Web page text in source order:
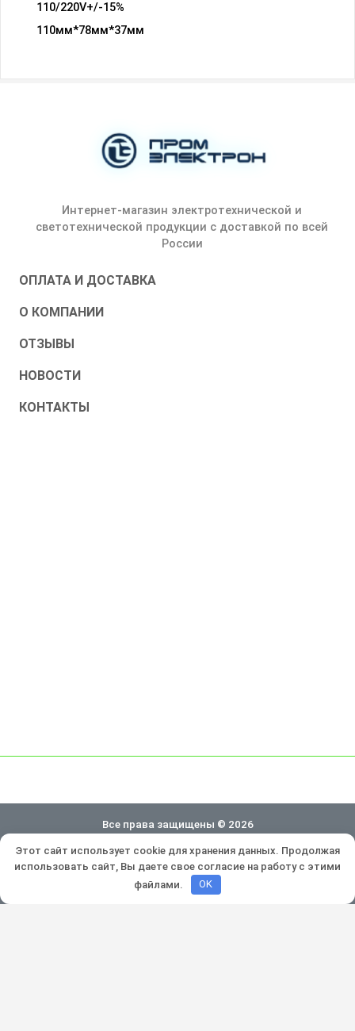
110/220V+/-15%
110мм*78мм*37мм
Интернет-магазин электротехнической и
светотехнической продукции с доставкой по всей
России
ОПЛАТА И ДОСТАВКА
О КОМПАНИИ
ОТЗЫВЫ
НОВОСТИ
КОНТАКТЫ
Все права защищены © 2026
Политика конфиденциальности
Разработка и продвижение:
Этот сайт использует cookie для хранения данных. Продолжая
использовать сайт, Вы даете свое согласие на работу с этими
файлами.
OK